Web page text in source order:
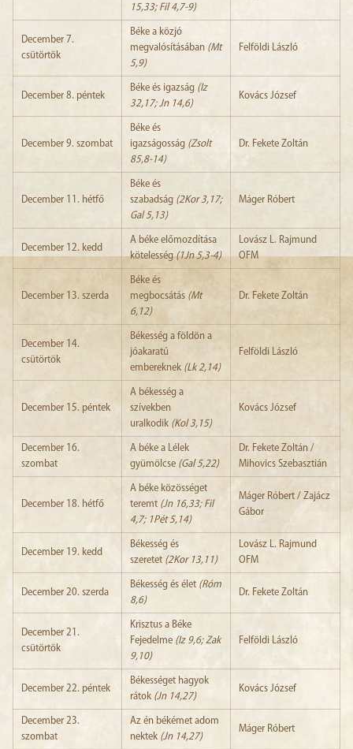
15,33; Fil 4,7-9)
December 7.
csütörtök
Béke a közjó
megvalósításában (Mt
5,9)
Felföldi László
December 8. péntek
Béke és igazság (Iz
32,17; Jn 14,6)
Kovács József
December 9. szombat
Béke és
igazságosság (Zsolt
85,8-14)
Dr. Fekete Zoltán
December 11. hétfő
Béke és
szabadság (2Kor 3,17;
Gal 5,13)
Máger Róbert
December 12. kedd
A béke előmozdítása
kötelesség(1Jn 5,3-4)
Lovász L. Rajmund
OFM
December 13. szerda
Béke és
megbocsátás (Mt
6,12)
Dr. Fekete Zoltán
December 14.
csütörtök
Békesség a földön a
jóakaratú
embereknek (Lk 2,14)
Felföldi László
December 15. péntek
A békesség a
szívekben
uralkodik (Kol 3,15)
Kovács József
December 16.
szombat
A béke a Lélek
gyümölcse (Gal 5,22)
Dr. Fekete Zoltán /
Mihovics Szebasztián
December 18. hétfő
A béke közösséget
teremt (Jn 16,33; Fil
4,7; 1Pét 5,14)
Máger Róbert / Zajácz
Gábor
December 19. kedd
Békesség és
szeretet (2Kor 13,11)
Lovász L. Rajmund
OFM
December 20. szerda
Békesség és élet (Róm
8,6)
Dr. Fekete Zoltán
December 21.
csütörtök
Krisztus a Béke
Fejedelme (Iz 9,6; Zak
9,10)
Felföldi László
December 22. péntek
Békességet hagyok
rátok (Jn 14,27)
Kovács József
December 23.
szombat
Az én békémet adom
nektek (Jn 14,27)
Máger Róbert